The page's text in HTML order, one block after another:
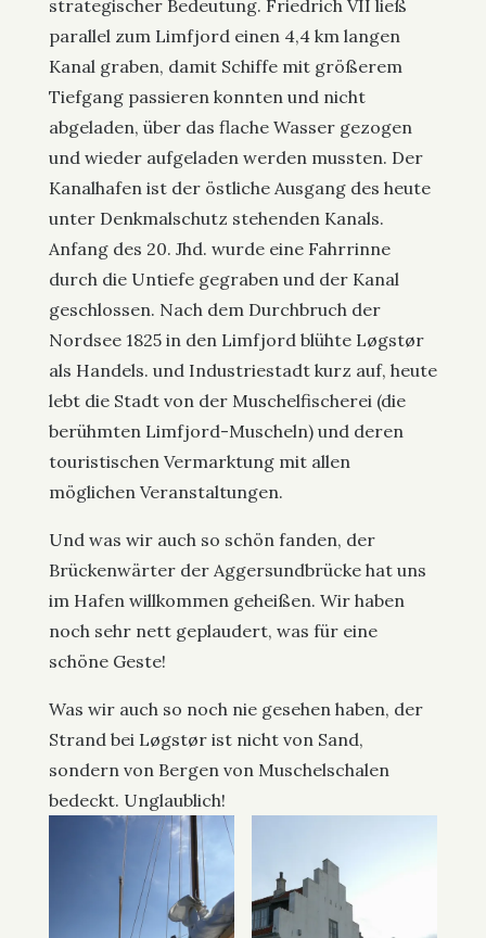
strategischer Bedeutung. Friedrich VII ließ
parallel zum Limfjord einen 4,4 km langen
Kanal graben, damit Schiffe mit größerem
Tiefgang passieren konnten und nicht
abgeladen, über das flache Wasser gezogen
und wieder aufgeladen werden mussten. Der
Kanalhafen ist der östliche Ausgang des heute
unter Denkmalschutz stehenden Kanals.
Anfang des 20. Jhd. wurde eine Fahrrinne
durch die Untiefe gegraben und der Kanal
geschlossen. Nach dem Durchbruch der
Nordsee 1825 in den Limfjord blühte Løgstør
als Handels. und Industriestadt kurz auf, heute
lebt die Stadt von der Muschelfischerei (die
berühmten Limfjord-Muscheln) und deren
touristischen Vermarktung mit allen
möglichen Veranstaltungen.
Und was wir auch so schön fanden, der
Brückenwärter der Aggersundbrücke hat uns
im Hafen willkommen geheißen. Wir haben
noch sehr nett geplaudert, was für eine
schöne Geste!
Was wir auch so noch nie gesehen haben, der
Strand bei Løgstør ist nicht von Sand,
sondern von Bergen von Muschelschalen
bedeckt. Unglaublich!